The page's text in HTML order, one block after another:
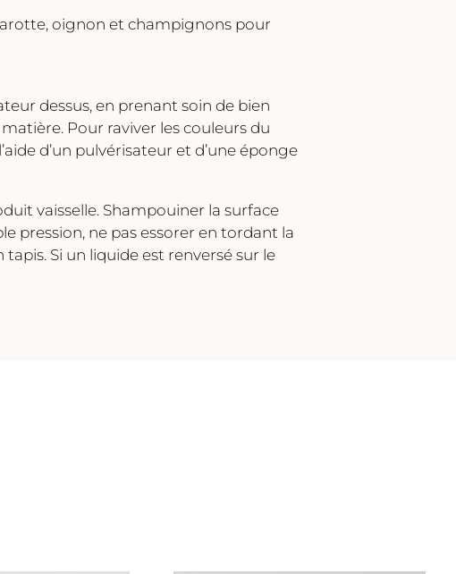
oignon et champignons pour
dessus, en prenant soin de bien
Pour raviver les couleurs du
d’un pulvérisateur et d’une éponge
vaisselle. Shampouiner la surface
pression, ne pas essorer en tordant la
Si un liquide est renversé sur le